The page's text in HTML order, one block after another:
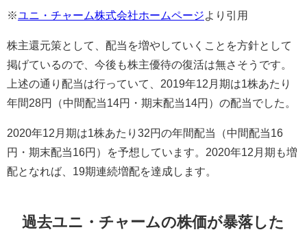
※ ユニ・チャーム株式会社ホームページ より引用
株主還元策として、配当を増やしていくことを方針として
掲げているので、今後も株主優待の復活は無さそうです。
上述の通り配当は行っていて、 2019年12 月期は1株あたり
年間28円（中間配当14円・期末配当14円）の配当でした。
2020年12 月期は1株あたり32円の年間配当（中間配当16
円・期末配当16円）を予想しています。 2020年12 月期も増
配となれば、 19期連続増配を達成します。
過去ユニ・チャームの株価が暴落した